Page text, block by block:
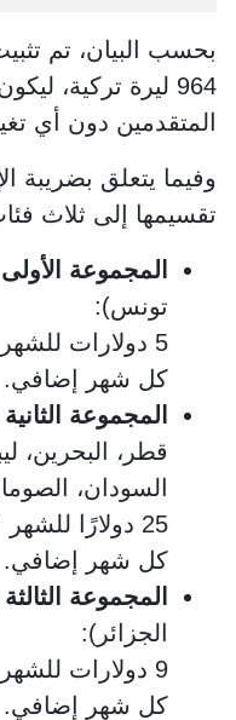
بحسب البيان، تم
964 ليرة تركية،
المتقدمين دون أي
وفيما يتعلق بضريبة
تقسيمها إلى ثلاث
المجموعة الأولى
تونس):
كل شهر إضافي.
المجموعة الثانية
قطر، البحرين،
السودان،
كل شهر إضافي.
المجموعة الثالثة
الجزائر):
كل شهر إضافي.